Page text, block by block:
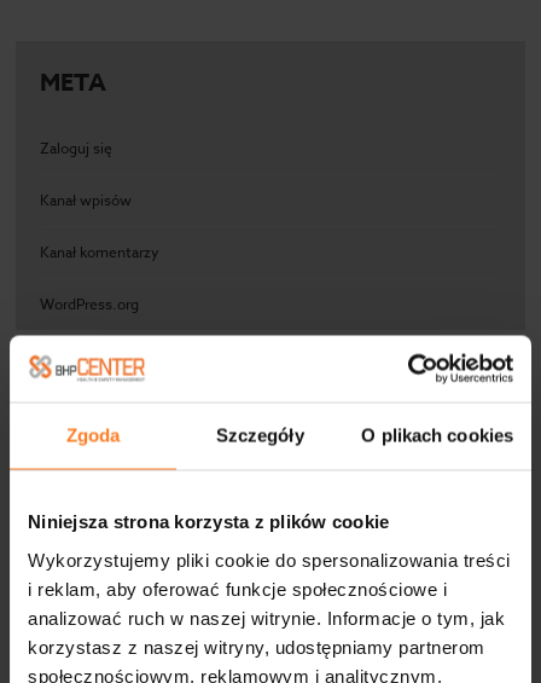
Zgoda Szczegóły O plikach cookies
Niniejsza strona korzysta z plików cookie
Wykorzystujemy pliki cookie do spersonalizowania treści
i reklam, aby oferować funkcje społecznościowe i
analizować ruch w naszej witrynie. Informacje o tym, jak
korzystasz z naszej witryny, udostępniamy partnerom
społecznościowym, reklamowym i analitycznym.
META
Zaloguj się
Kanał wpisów
Kanał komentarzy
WordPress.org
FIRMY WSPÓŁPRACUJĄCE